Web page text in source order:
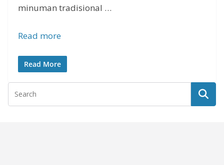
minuman tradisional …
Read more
Read More